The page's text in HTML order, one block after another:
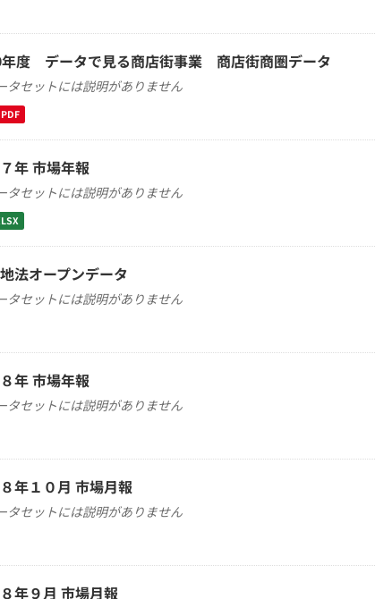
度 データで見る商店街事業 商店街商圏データ
タセットには説明がありません
PDF
年 市場年報
タセットには説明がありません
法オープンデータ
タセットには説明がありません
年 市場年報
タセットには説明がありません
年１０月 市場月報
タセットには説明がありません
年９月 市場月報